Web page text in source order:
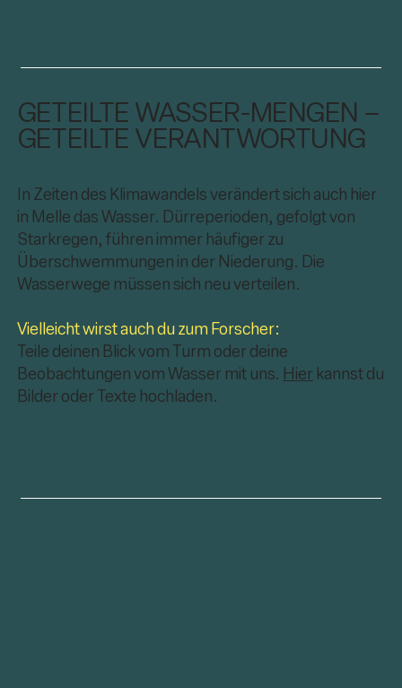
GETEILTE WASSER-MENGEN –
GETEILTE VERANTWORTUNG
In Zeiten des Klimawandels verändert sich auch hier
in Melle das Wasser. Dürreperioden, gefolgt von
Starkregen, führen immer häufiger zu
Überschwemmungen in der Niederung. Die
Wasserwege müssen sich neu verteilen.
Vielleicht wirst auch du zum Forscher:
Teile deinen Blick vom Turm oder deine
Beobachtungen vom Wasser mit uns. Hier kannst du
Bilder oder Texte hochladen.